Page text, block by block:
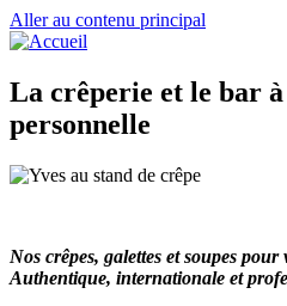
Aller au contenu principal
La crêperie et le bar à
personnelle
Nos crêpes, galettes et soupes pour
Authentique, internationale et